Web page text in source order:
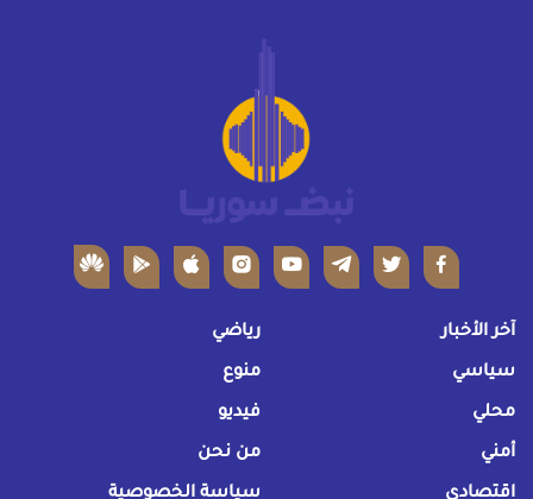
آخر الأخبار
سياسي
محلي
أمني
اقتصادي
رياضي
منوع
فيديو
من نحن
سياسة الخصوصية